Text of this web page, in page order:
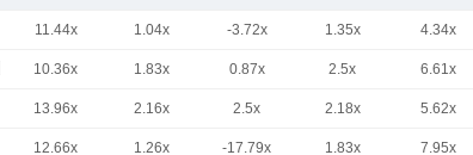
11.44x 1.04x -3.72x 1.35x 4.34x
10.36x 1.83x 0.87x 2.5x 6.61x
13.96x 2.16x 2.5x 2.18x 5.62x
12.66x 1.26x -17.79x 1.83x 7.95x